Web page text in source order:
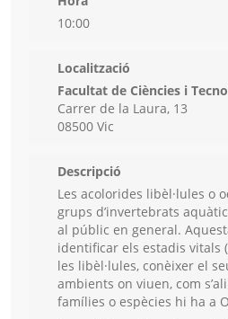
10:00
Localització
Facultat de Ciències i
Carrer de la Laura, 13
08500 Vic
Descripció
Les acolorides libèl·lules o
grups d’invertebrats
al públic en general.
identificar els estadis vitals
les libèl·lules, conèixer el
ambients on viuen, com
famílies o espècies hi ha a